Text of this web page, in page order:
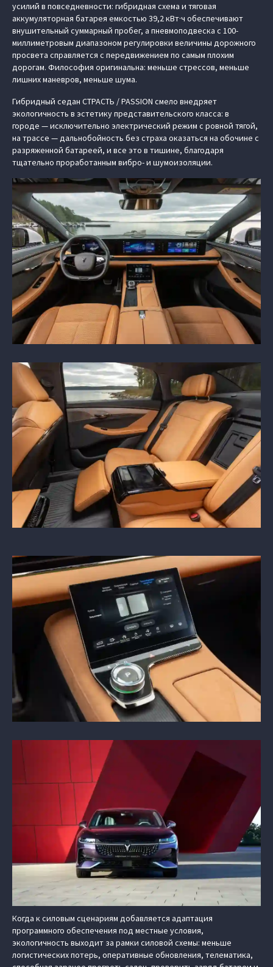
усилий в повседневности: гибридная схема и тяговая
аккумуляторная батарея емкостью 39,2 кВт·ч обеспечивают
внушительный суммарный пробег, а пневмоподвеска с 100-
миллиметровым диапазоном регулировки величины дорожного
просвета справляется с передвижением по самым плохим
дорогам. Философия оригинальна: меньше стрессов, меньше
лишних маневров, меньше шума.
Гибридный седан СТРАСТЬ / PASSION смело внедряет
экологичность в эстетику представительского класса: в
городе — исключительно электрический режим с ровной тягой,
на трассе — дальнобойность без страха оказаться на обочине с
разряженной батареей, и все это в тишине, благодаря
тщательно проработанным вибро- и шумоизоляции.
Когда к силовым сценариям добавляется адаптация
программного обеспечения под местные условия,
экологичность выходит за рамки силовой схемы: меньше
логистических потерь, оперативные обновления, телематика,